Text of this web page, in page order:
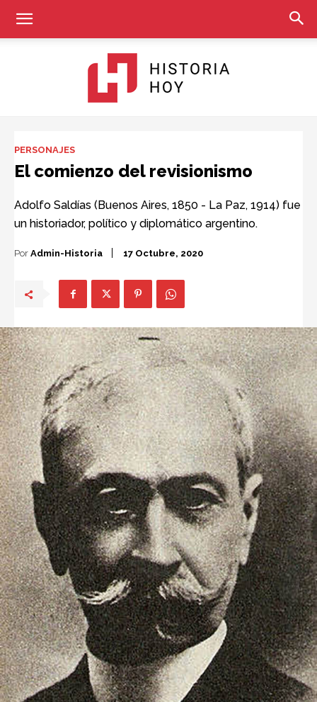
PERSONAJES
El comienzo del revisionismo
Adolfo Saldías (Buenos Aires, 1850 - La Paz, 1914) fue
un historiador, político y diplomático argentino.
Por Admin-Historia 17 Octubre, 2020